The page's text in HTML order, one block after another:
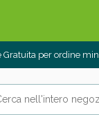
Gratuita per ordine